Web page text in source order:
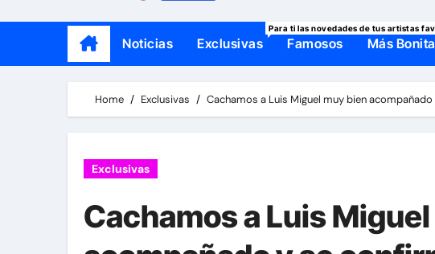
Noticias Exclusivas
Para ti las novedades de tus artistas
Famosos Más
Home Exclusivas Cachamos a Luis Miguel muy bien
Exclusivas
Cachamos a Luis